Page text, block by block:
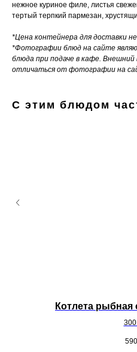
нежное куриное филе, листья
тертый терпкий пармезан,
*Цена контейнера для доставки
*Фотографии блюд на сайте
блюда при подаче в кафе.
отличаться от фотографии на
С этим блюдом
Котлета рыбная
300
590